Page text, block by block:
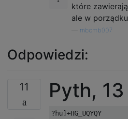
które
ale w
mbomb007
Odpowiedzi:
11 Pyth,